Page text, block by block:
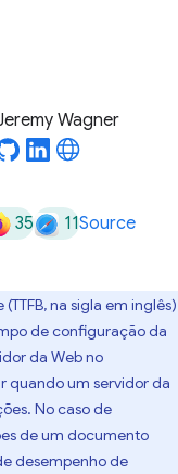
Wagner
35 11Source
na sigla em inglês)
de configuração da
da Web no
quando um servidor da
No caso de
de um documento
desempenho de